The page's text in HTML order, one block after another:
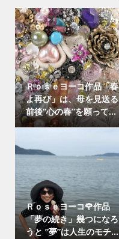
Ｒｏｓｅヨーコ作品「春
よ再び」は、母を見送る
前後”心の春”を願って...
Ｒｏｓｅヨーコ🌹作品
「夢の続き」幾つになろ
うと ”夢”は人生のモチ...